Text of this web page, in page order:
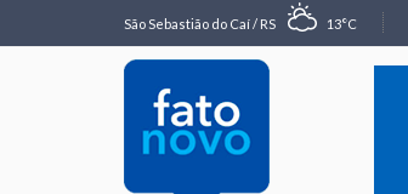
São Sebastião do Caí / RS 13°C